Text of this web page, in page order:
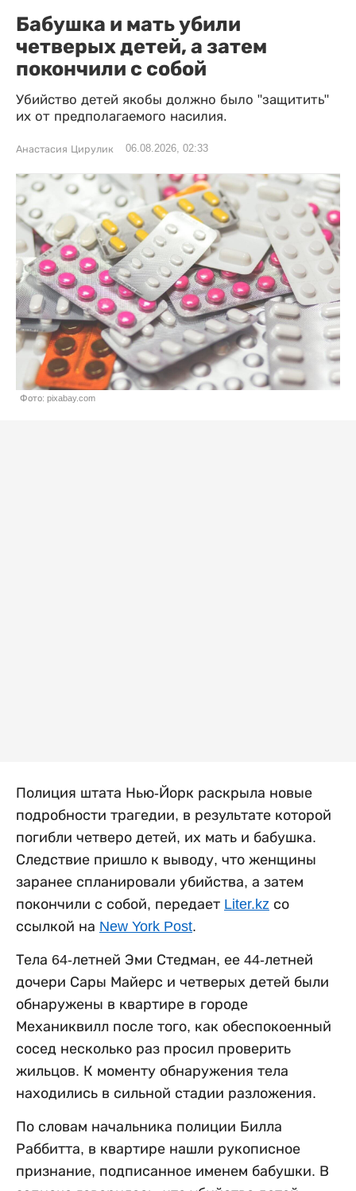
Бабушка и мать убили
четверых детей, а затем
покончили с собой
Убийство детей якобы должно было "защитить"
их от предполагаемого насилия.
Анастасия Цирулик 06.08.2026, 02:33
Фото: pixabay.com
Полиция штата Нью-Йорк раскрыла новые
подробности трагедии, в результате которой
погибли четверо детей, их мать и бабушка.
Следствие пришло к выводу, что женщины
заранее спланировали убийства, а затем
покончили с собой, передает Liter.kz со
ссылкой на New York Post.
Тела 64-летней Эми Стедман, ее 44-летней
дочери Сары Майерс и четверых детей были
обнаружены в квартире в городе
Механиквилл после того, как обеспокоенный
сосед несколько раз просил проверить
жильцов. К моменту обнаружения тела
находились в сильной стадии разложения.
По словам начальника полиции Билла
Раббитта, в квартире нашли рукописное
признание, подписанное именем бабушки. В